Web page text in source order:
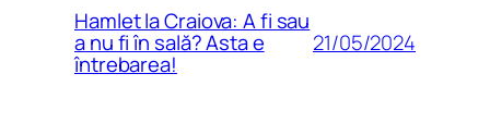
Hamlet la Craiova: A fi sau
a nu fi în sală? Asta e
întrebarea!
21/05/2024